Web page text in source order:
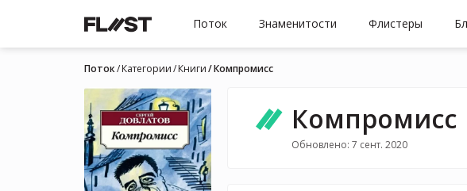
Поток Знаменитости Флистеры
Поток Категории Книги Компромисс
Компромисс
Обновлено: 7 сент. 2020